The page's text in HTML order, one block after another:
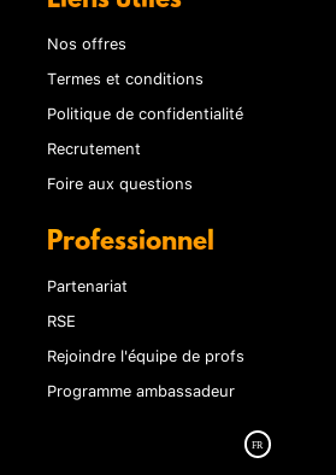
Nos offres
Termes et conditions
Politique de confidentialité
Recrutement
Foire aux questions
Professionnel
Partenariat
RSE
Rejoindre l'équipe de profs
Programme ambassadeur